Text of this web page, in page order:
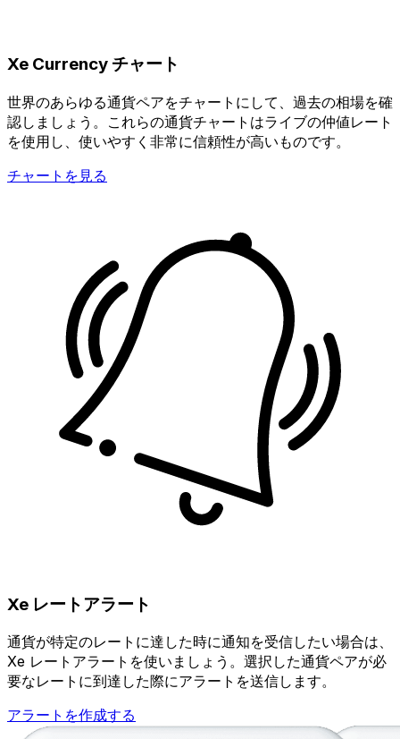
Xe Currency チャート
世界のあらゆる通貨ペアをチャートにして、過去の相場を確
認しましょう。これらの通貨チャートはライブの仲値レート
を使用し、使いやすく非常に信頼性が高いものです。
チャートを見る
Xe レートアラート
通貨が特定のレートに達した時に通知を受信したい場合は、
Xe レートアラートを使いましょう。選択した通貨ペアが必
要なレートに到達した際にアラートを送信します。
アラートを作成する